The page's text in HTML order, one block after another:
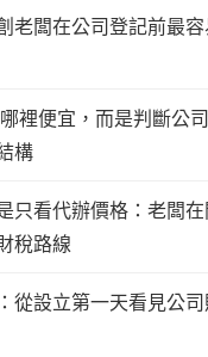
老闆在公司登記前最
裡便宜，而是判斷公
構
只看代辦價格：老闆
稅路線
從設立第一天看見公